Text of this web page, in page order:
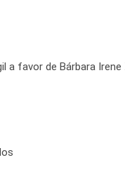
a favor de Bárbara